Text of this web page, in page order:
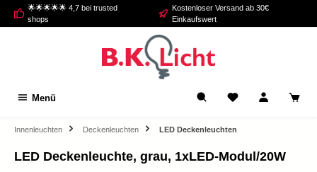
springen
🌟🌟🌟🌟🌟 4,7 bei trusted
shops
Kostenloser Versand ab 30€
Einkaufswert
Menü
Innenleuchten Deckenleuchten LED Deckenleuchten
LED Deckenleuchte, grau, 1xLED-Modul/20W